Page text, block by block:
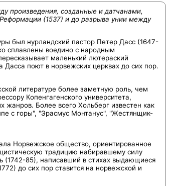
произведения, созданные и датчанами,
(1537) и до разрыва унии между
был нурландский пастор Петер Дасс (1647-
сплавлены воедино с народным
маленький лютераский
Дасса поют в норвежских церквах до сих пор.
литературе более заметную роль, чем
Копенгагенского университета,
жанров. Более всего Хольберг известен как
с горы", "Эрасмус Монтанус", "Жестянщик-
Норвежское общество, ориентированное
традицию набиравшему силу
85), написавший в стихах выдающиеся
до сих пор ставится на норвежской и